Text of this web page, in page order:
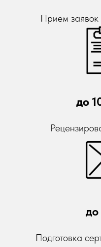
Прием заявок
до
до
Подготовка